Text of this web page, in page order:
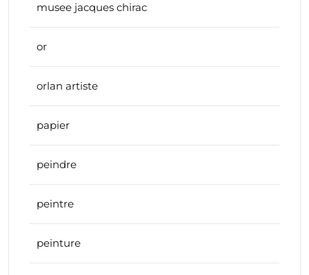
musee jacques chirac
or
orlan artiste
papier
peindre
peintre
peinture